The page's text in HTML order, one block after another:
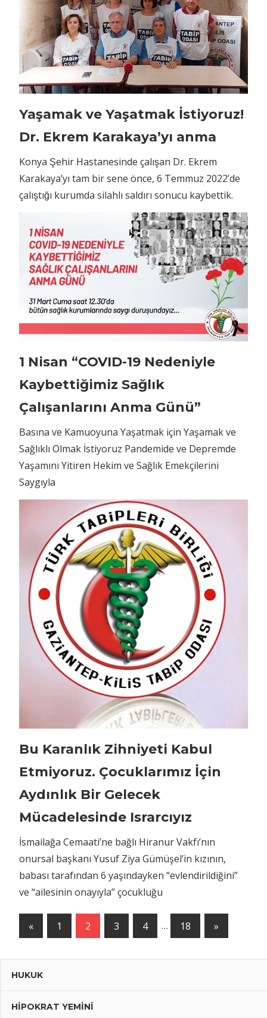
Yaşamak ve Yaşatmak İstiyoruz!
Dr. Ekrem Karakaya’yı anma
Konya Şehir Hastanesinde çalışan Dr. Ekrem
Karakaya’yı tam bir sene önce, 6 Temmuz 2022’de
çalıştığı kurumda silahlı saldırı sonucu kaybettik.
1 Nisan “COVID-19 Nedeniyle
Kaybettiğimiz Sağlık
Çalışanlarını Anma Günü”
Basına ve Kamuoyuna Yaşatmak için Yaşamak ve
Sağlıklı Olmak İstiyoruz Pandemide ve Depremde
Yaşamını Yitiren Hekim ve Sağlık Emekçilerini
Saygıyla
Bu Karanlık Zihniyeti Kabul
Etmiyoruz. Çocuklarımız İçin
Aydınlık Bir Gelecek
Mücadelesinde Israrcıyız
İsmailağa Cemaati’ne bağlı Hiranur Vakfı’nın
onursal başkanı Yusuf Ziya Gümüşel’in kızının,
babası tarafından 6 yaşındayken “evlendirildiğini”
ve “ailesinin onayıyla” çocukluğu
Yazı
dolaşımı
« Previous
1 2 3 4 … 18
Next
»
HUKUK
HIPOKRAT YEMINI